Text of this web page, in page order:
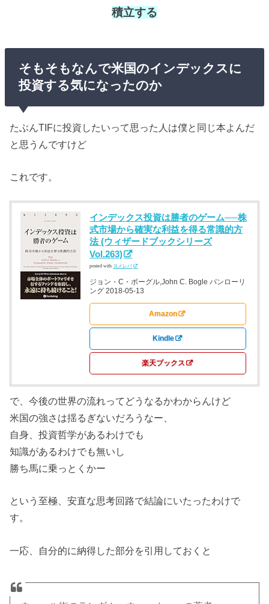
積立する
そもそもなんで米国のインデックスに
投資する気になったのか
たぶんTIFに投資したいって思った人は僕と同じ本よんだ
と思うんですけど
これです。
インデックス投資は勝者のゲーム──株
式市場から確実な利益を得る常識的方
法 (ウィザードブックシリーズ
Vol.263)
posted with ヨメレバ
ジョン・C・ボーグル,John C. Bogle パンローリ
ング 2018-05-13
Amazon
Kindle
楽天ブックス
で、今後の世界の流れってどうなるかわからんけど
米国の強さは揺るぎないだろうなー、
自身、投資哲学があるわけでも
知識があるわけでも無いし
勝ち馬に乗っとくかー
という至極、安直な思考回路で結論にいたったわけで
す。
一応、自分的に納得した部分を引用しておくと